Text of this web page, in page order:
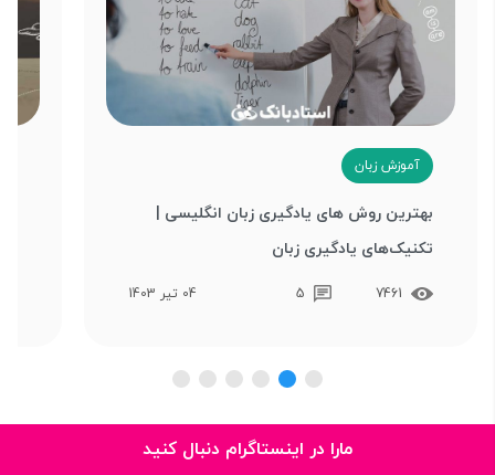
آموزش زبان
بهترین روش های یادگیری زبان انگلیسی |
تکنیک‌های یادگیری زبان
7461
5 04 تیر 1403
مارا در اینستاگرام دنبال کنید